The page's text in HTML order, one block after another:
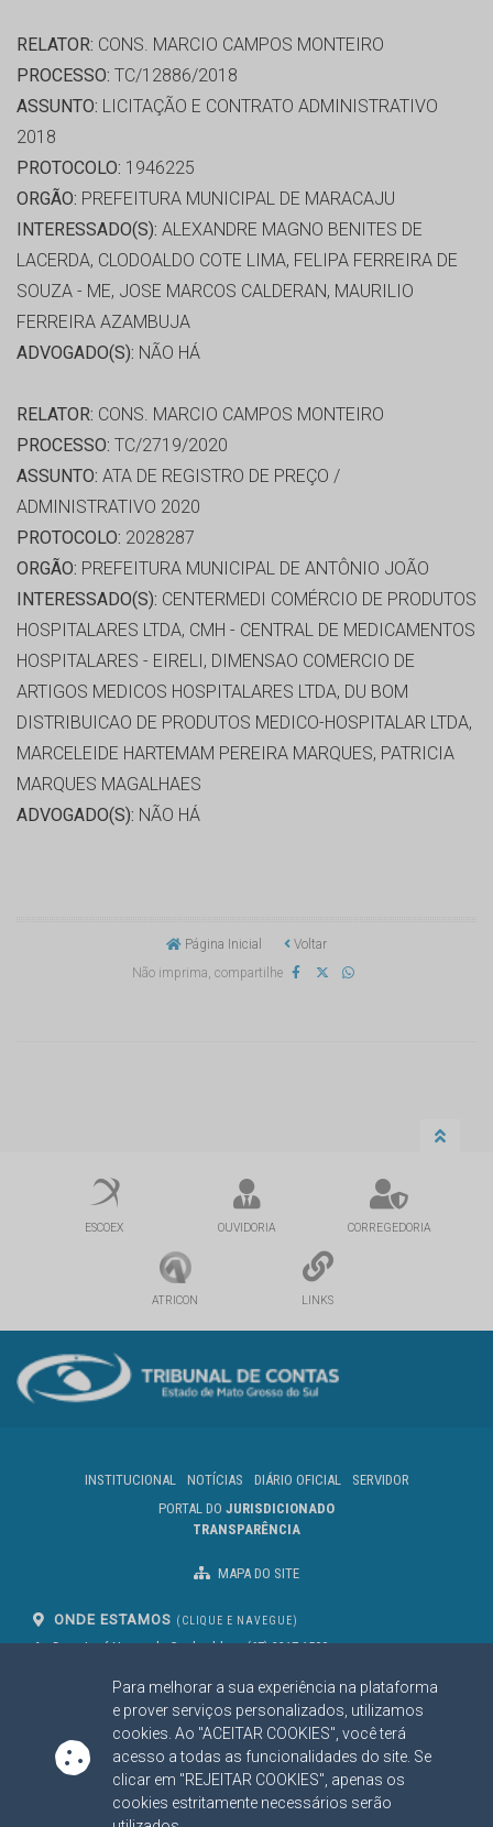
Para melhorar a sua experiência na plataforma
e prover serviços personalizados, utilizamos
cookies. Ao "ACEITAR COOKIES", você terá
acesso a todas as funcionalidades do site. Se
clicar em "REJEITAR COOKIES", apenas os
cookies estritamente necessários serão
RELATOR: CONS. MARCIO CAMPOS MONTEIRO
PROCESSO: TC/12886/2018
ASSUNTO: LICITAÇÃO E CONTRATO ADMINISTRATIVO
2018
PROTOCOLO: 1946225
ORGÃO: PREFEITURA MUNICIPAL DE MARACAJU
INTERESSADO(S): ALEXANDRE MAGNO BENITES DE
LACERDA, CLODOALDO COTE LIMA, FELIPA FERREIRA DE
SOUZA - ME, JOSE MARCOS CALDERAN, MAURILIO
FERREIRA AZAMBUJA
ADVOGADO(S): NÃO HÁ
RELATOR: CONS. MARCIO CAMPOS MONTEIRO
PROCESSO: TC/2719/2020
ASSUNTO: ATA DE REGISTRO DE PREÇO /
ADMINISTRATIVO 2020
PROTOCOLO: 2028287
ORGÃO: PREFEITURA MUNICIPAL DE ANTÔNIO JOÃO
INTERESSADO(S): CENTERMEDI COMÉRCIO DE PRODUTOS
HOSPITALARES LTDA, CMH - CENTRAL DE MEDICAMENTOS
HOSPITALARES - EIRELI, DIMENSAO COMERCIO DE
ARTIGOS MEDICOS HOSPITALARES LTDA, DU BOM
DISTRIBUICAO DE PRODUTOS MEDICO-HOSPITALAR LTDA,
MARCELEIDE HARTEMAM PEREIRA MARQUES, PATRICIA
MARQUES MAGALHAES
ADVOGADO(S): NÃO HÁ
Página Inicial
Voltar
Não imprima, compartilhe
ESCOEX OUVIDORIA CORREGEDORIA
ATRICON LINKS
INSTITUCIONAL NOTÍCIAS DIÁRIO OFICIAL
SERVIDOR
PORTAL DO JURISDICIONADO
TRANSPARÊNCIA
MAPA DO SITE
ONDE ESTAMOS (CLIQUE E NAVEGUE)
Av. Des. José Nunes da Cunha, bloco
Campo Grande/MS
CEP: 79031-310
(67) 3317-1500
SIGA NOSSAS REDES SOCIAIS